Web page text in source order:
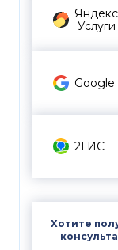
Яндекс
Услуги
Google
2ГИС
Хотите